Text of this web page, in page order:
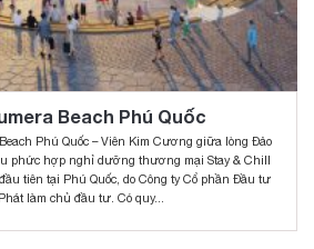
Beach Phú Quốc
Phú Quốc – Viên Kim Cương giữa lòng Đảo
phức hợp nghỉ dưỡng thương mại Stay & Chill
tiên tại Phú Quốc, do Công ty Cổ phần Đầu tư
làm chủ đầu tư. Có quy...